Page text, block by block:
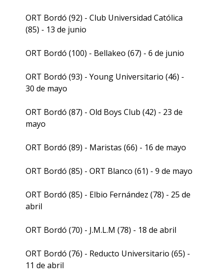
ORT Bordó (92) - Club Universidad Católica
(85) - 13 de junio
ORT Bordó (100) - Bellakeo (67) - 6 de junio
ORT Bordó (93) - Young Universitario (46) -
30 de mayo
ORT Bordó (87) - Old Boys Club (42) - 23 de
mayo
ORT Bordó (89) - Maristas (66) - 16 de mayo
ORT Bordó (85) - ORT Blanco (61) - 9 de mayo
ORT Bordó (85) - Elbio Fernández (78) - 25 de
abril
ORT Bordó (70) - J.M.L.M (78) - 18 de abril
ORT Bordó (76) - Reducto Universitario (65) -
11 de abril